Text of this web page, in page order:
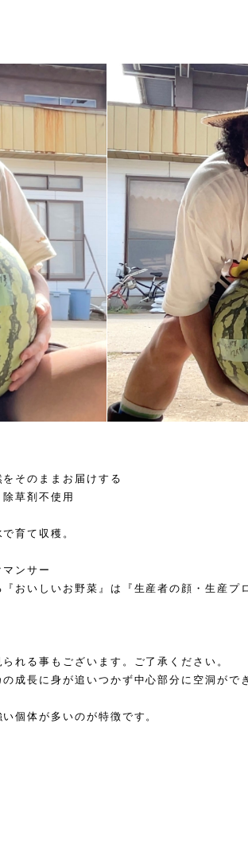
そのままお届けする
草剤不使用
育て収穫。
ンサー
おいしいお野菜』は『生産者の顔・生産プ
れる事もございます。ご了承ください。
成長に身が追いつかず中心部分に空洞がで
個体が多いのが特徴です。